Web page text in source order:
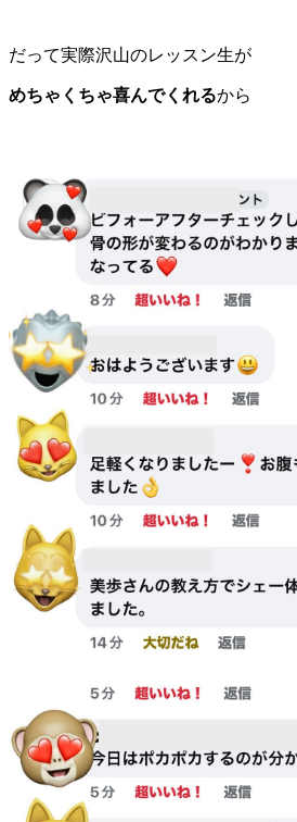
だって実際沢山のレッスン生が
めちゃくちゃ喜んでくれるから